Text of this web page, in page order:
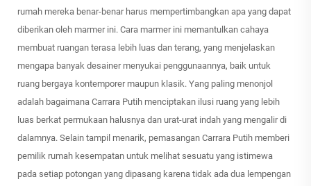
rumah mereka benar-benar harus mempertimbangkan apa yang dapat
diberikan oleh marmer ini. Cara marmer ini memantulkan cahaya
membuat ruangan terasa lebih luas dan terang, yang menjelaskan
mengapa banyak desainer menyukai penggunaannya, baik untuk
ruang bergaya kontemporer maupun klasik. Yang paling menonjol
adalah bagaimana Carrara Putih menciptakan ilusi ruang yang lebih
luas berkat permukaan halusnya dan urat-urat indah yang mengalir di
dalamnya. Selain tampil menarik, pemasangan Carrara Putih memberi
pemilik rumah kesempatan untuk melihat sesuatu yang istimewa
pada setiap potongan yang dipasang karena tidak ada dua lempengan